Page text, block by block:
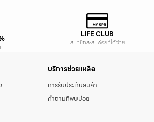
LIFE CLUB
สมาชิกสะสมพ้อยท์ได้ง่าย
บริการช่วยเหลือ
การรับประกันสินค้า
คำถามที่พบบ่อย